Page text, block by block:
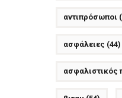
αντιπρόσωποι
ασφάλειες (44)
ασφαλιστικός